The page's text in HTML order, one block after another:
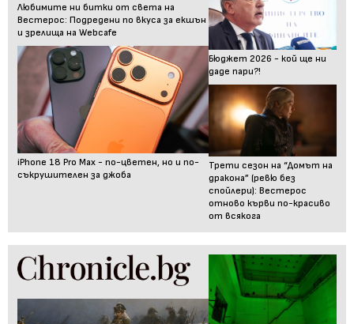
Любимите ни битки от света на
Вестерос: Подредени по вкуса за екшън
и зрелища на Webcafe
iPhone 18 Pro Max - по-цветен, но и по-
съкрушителен за джоба
Бюджет 2026 - кой ще ни
даде пари?!
Трети сезон на “Домът на
дракона” (ревю без
спойлери): Вестерос
отново кърви по-красиво
от всякога